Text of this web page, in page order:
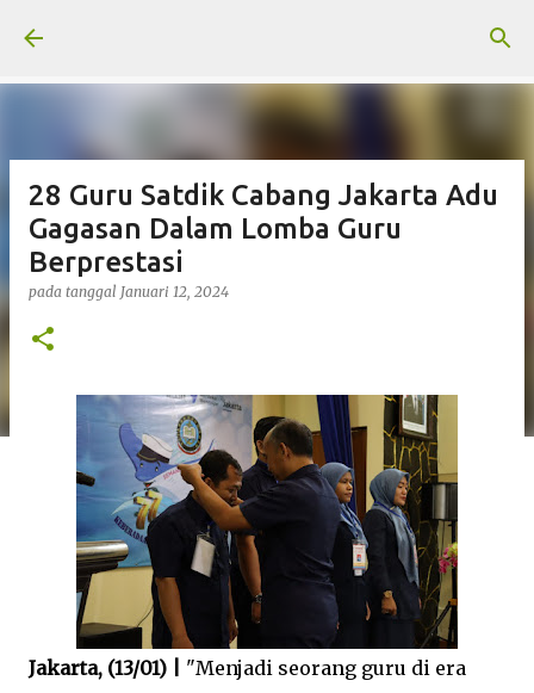
28 Guru Satdik Cabang Jakarta Adu
Gagasan Dalam Lomba Guru
Berprestasi
pada tanggal Januari 12, 2024
Jakarta, (13/01) |
"Menjadi seorang guru di era